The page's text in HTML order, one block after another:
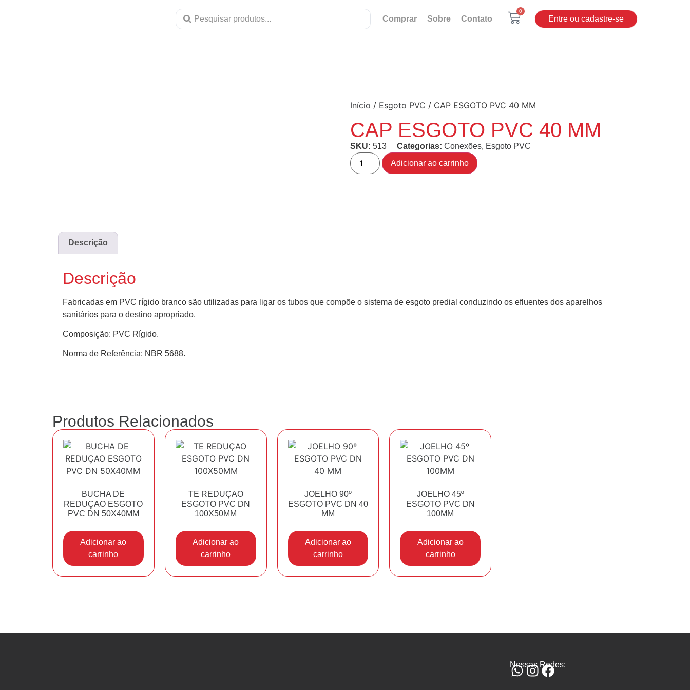
Comprar Sobre Contato
0
Entre ou cadastre-se
Início / Esgoto PVC / CAP ESGOTO PVC 40 MM
CAP ESGOTO PVC 40 MM
Adicionar ao carrinho
SKU: 513 Categorias: Conexões, Esgoto PVC
Descrição
Descrição
Fabricadas em PVC rígido branco são utilizadas para ligar os tubos que compõe o sistema de esgoto predial conduzindo os efluentes dos aparelhos
sanitários para o destino apropriado.
Composição: PVC Rígido.
Norma de Referência: NBR 5688.
Produtos Relacionados
BUCHA DE
REDUÇAO ESGOTO
PVC DN 50X40MM
Adicionar ao
carrinho
TE REDUÇAO
ESGOTO PVC DN
100X50MM
Adicionar ao
carrinho
JOELHO 90º
ESGOTO PVC DN 40
MM
Adicionar ao
carrinho
JOELHO 45º
ESGOTO PVC DN
100MM
Adicionar ao
carrinho
Nossas Redes: